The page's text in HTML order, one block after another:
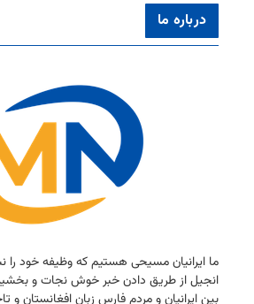
درباره ما
ما ایرانیان مسیحی هستیم كه وظیفه خود را
انجیل از طریق دادن خبر خوش نجات و
بین ایرانیان و مردم فارس زبان افغانستان و